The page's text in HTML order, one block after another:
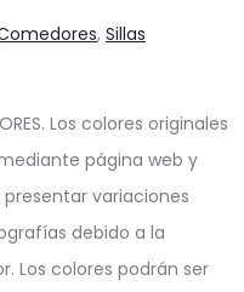
, Sillas
Los colores originales
página web y
variaciones
debido a la
Los colores podrán ser